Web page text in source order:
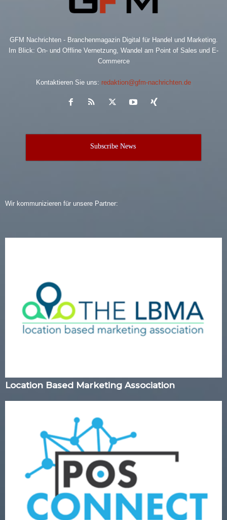
GFM Nachrichten - Branchenmagazin Digital für Handel und Marketing.
Im Blick: On- und Offline Vernetzung, Wandel am Point of Sales und E-
Commerce
Kontaktieren Sie uns: redaktion@gfm-nachrichten.de
Subscribe News
Wir kommunizieren für unsere Partner:
Location Based Marketing Association